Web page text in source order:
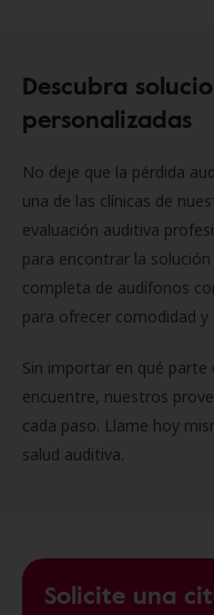
Descubra
personalizadas
No deje que la pérdida
una de las clínicas de
evaluación auditiva
para encontrar la
completa de audífonos
para ofrecer comodidad y
Sin importar en qué parte
encuentre, nuestros
cada paso. Llame hoy
salud auditiva.
Solicite una